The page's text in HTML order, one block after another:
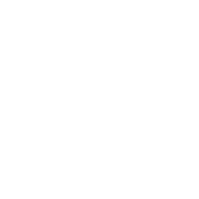
乗口へお進みください。]